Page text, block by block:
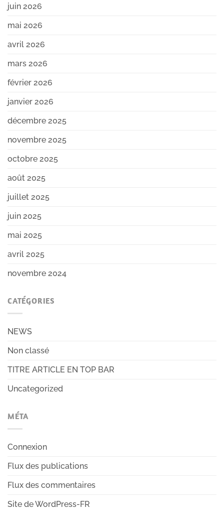
juin 2026
mai 2026
avril 2026
mars 2026
février 2026
janvier 2026
décembre 2025
novembre 2025
octobre 2025
août 2025
juillet 2025
juin 2025
mai 2025
avril 2025
novembre 2024
CATÉGORIES
NEWS
Non classé
TITRE ARTICLE EN TOP BAR
Uncategorized
MÉTA
Connexion
Flux des publications
Flux des commentaires
Site de WordPress-FR